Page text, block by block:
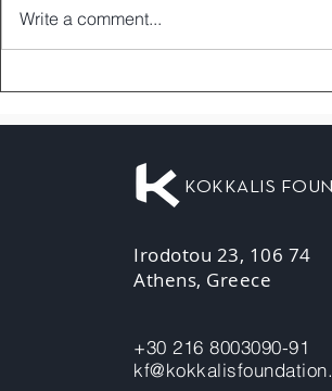
Write a comment...
KOKKALIS
Irodotou 23, 106 74
Athens, Greece
+30 216 8003090-91